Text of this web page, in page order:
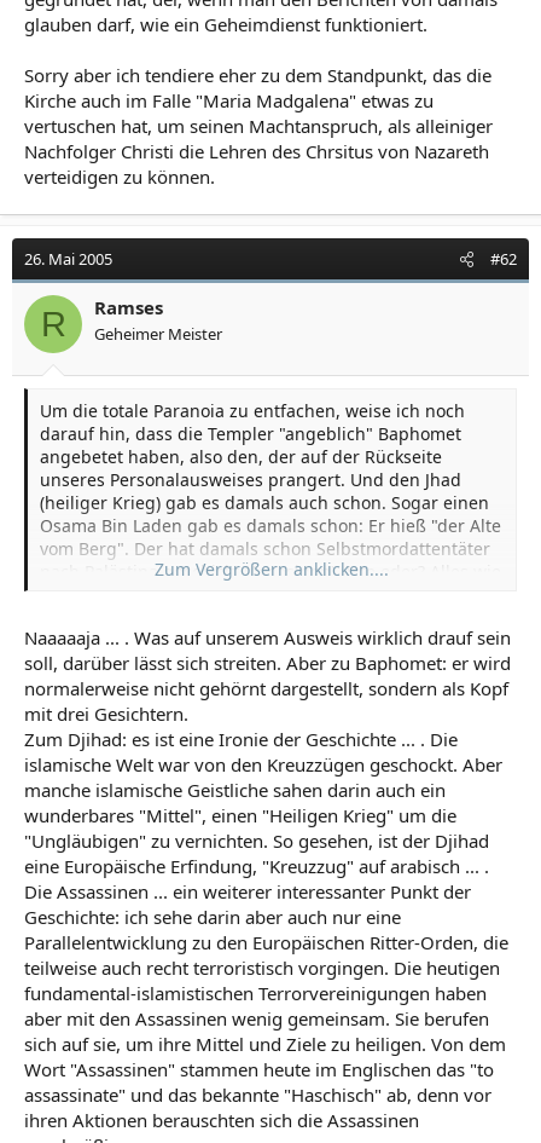
glauben darf, wie ein Geheimdienst funktioniert.
Sorry aber ich tendiere eher zu dem Standpunkt, das die
Kirche auch im Falle "Maria Madgalena" etwas zu
vertuschen hat, um seinen Machtanspruch, als alleiniger
Nachfolger Christi die Lehren des Chrsitus von Nazareth
verteidigen zu können.
26. Mai 2005 #62
R Ramses
Geheimer Meister
Um die totale Paranoia zu entfachen, weise ich noch
darauf hin, dass die Templer "angeblich" Baphomet
angebetet haben, also den, der auf der Rückseite
unseres Personalausweises prangert. Und den Jhad
(heiliger Krieg) gab es damals auch schon. Sogar einen
Osama Bin Laden gab es damals schon: Er hieß "der Alte
vom Berg". Der hat damals schon Selbstmordattentäter
nach Palästina geschickt (Assasinen). Irre oder? Alles wie
Zum Vergrößern anklicken....
Naaaaaja ... . Was auf unserem Ausweis wirklich drauf sein
soll, darüber lässt sich streiten. Aber zu Baphomet: er wird
normalerweise nicht gehörnt dargestellt, sondern als Kopf
mit drei Gesichtern.
Zum Djihad: es ist eine Ironie der Geschichte ... . Die
islamische Welt war von den Kreuzzügen geschockt. Aber
manche islamische Geistliche sahen darin auch ein
wunderbares "Mittel", einen "Heiligen Krieg" um die
"Ungläubigen" zu vernichten. So gesehen, ist der Djihad
eine Europäische Erfindung, "Kreuzzug" auf arabisch ... .
Die Assassinen ... ein weiterer interessanter Punkt der
Geschichte: ich sehe darin aber auch nur eine
Parallelentwicklung zu den Europäischen Ritter-Orden, die
teilweise auch recht terroristisch vorgingen. Die heutigen
fundamental-islamistischen Terrorvereinigungen haben
aber mit den Assassinen wenig gemeinsam. Sie berufen
sich auf sie, um ihre Mittel und Ziele zu heiligen. Von dem
Wort "Assassinen" stammen heute im Englischen das "to
assassinate" und das bekannte "Haschisch" ab, denn vor
ihren Aktionen berauschten sich die Assassinen